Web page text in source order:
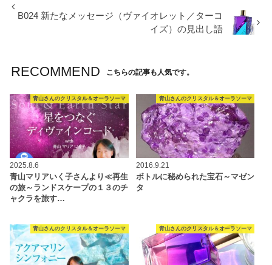
B024 新たなメッセージ（ヴァイオレット／ターコ
イズ）の見出し語
RECOMMEND こちらの記事も人気です。
青山さんのクリスタル＆オーラソーマ
2025.8.6
青山マリアいく子さんより≪再生
の旅～ランドスケープの１３のチ
ャクラを旅す…
青山さんのクリスタル＆オーラソーマ
2016.9.21
ボトルに秘められた宝石～マゼン
タ
青山さんのクリスタル＆オーラソーマ 青山さんのクリスタル＆オーラソーマ